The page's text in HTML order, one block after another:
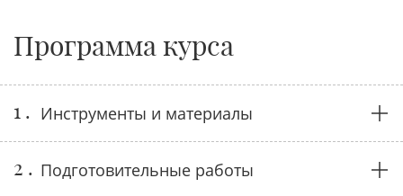
Программа курса
1 . Инструменты и материалы
2 . Подготовительные работы